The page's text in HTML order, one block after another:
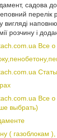
садова
перелік
у вигляді
розчину і
Все
Все
выбрать)
( газоблокам ),